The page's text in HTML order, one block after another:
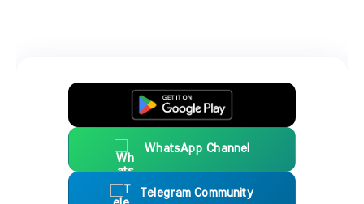
WhatsApp Channel
Telegram Community